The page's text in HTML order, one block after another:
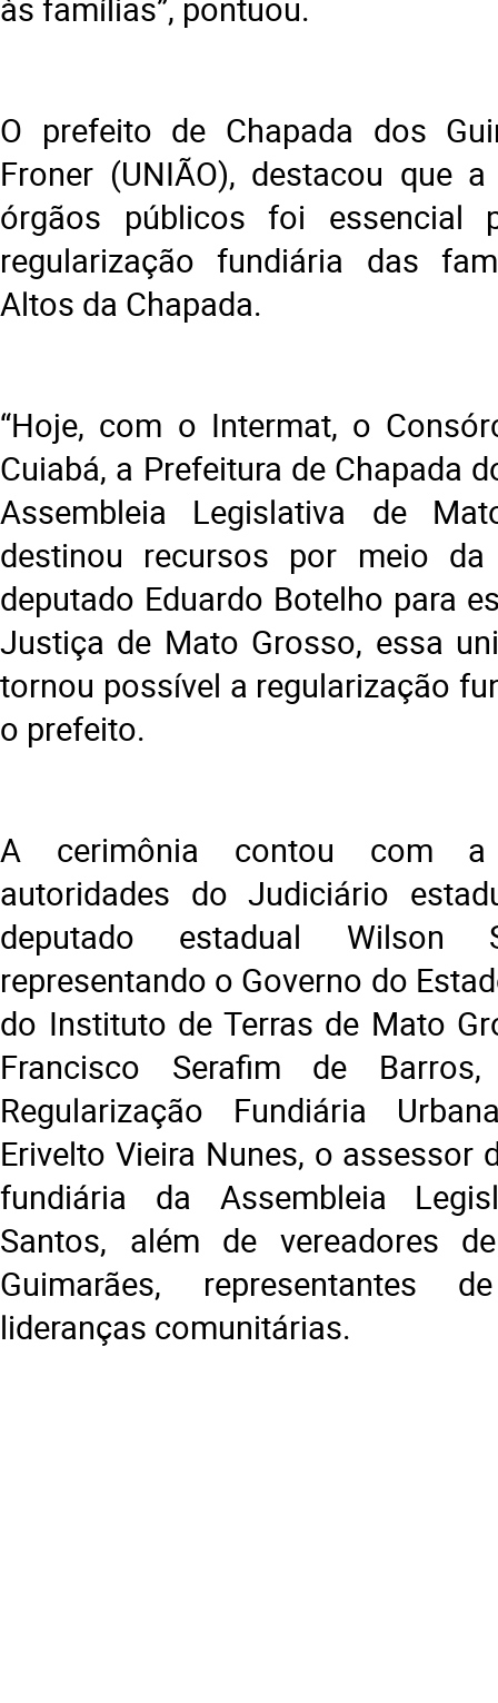
O prefeito de Chapada dos
Froner (UNIÃO), destacou que
órgãos públicos foi essencial
regularização fundiária das
Altos da Chapada.
“Hoje, com o Intermat, o
Cuiabá, a Prefeitura de Chapada
Assembleia Legislativa de
destinou recursos por meio
deputado Eduardo Botelho para
Justiça de Mato Grosso, essa
tornou possível a regularização
o prefeito.
A cerimônia contou com a
autoridades do Judiciário
deputado estadual Wilson
representando o Governo do
do Instituto de Terras de Mato
Francisco Serafim de
Regularização Fundiária
Erivelto Vieira Nunes, o assessor
fundiária da Assembleia
Santos, além de vereadores
Guimarães, representantes
lideranças comunitárias.